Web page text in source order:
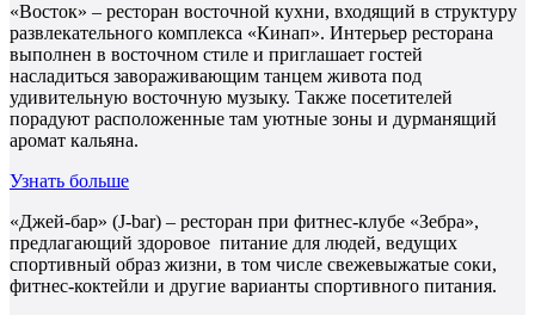
«Восток» – ресторан восточной кухни, входящий в структуру
развлекательного комплекса «Кинап». Интерьер ресторана
выполнен в восточном стиле и приглашает гостей
насладиться завораживающим танцем живота под
удивительную восточную музыку. Также посетителей
порадуют расположенные там уютные зоны и дурманящий
аромат кальяна.
Узнать больше
«Джей-бар» (J-bar) – ресторан при фитнес-клубе «Зебра»,
предлагающий здоровое питание для людей, ведущих
спортивный образ жизни, в том числе свежевыжатые соки,
фитнес-коктейли и другие варианты спортивного питания.